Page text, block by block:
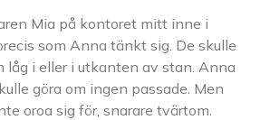
Mia på kontoret mitt inne i
som Anna tänkt sig. De skulle
låg i eller i utkanten av stan. Anna
göra om ingen passade. Men
oroa sig för, snarare tvärtom.